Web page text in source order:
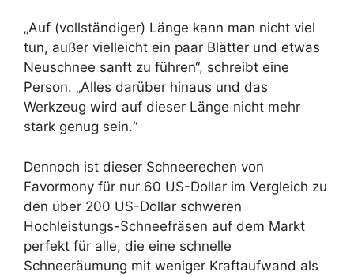
„Auf (vollständiger) Länge kann man nicht viel
tun, außer vielleicht ein paar Blätter und etwas
Neuschnee sanft zu führen“, schreibt eine
Person. „Alles darüber hinaus und das
Werkzeug wird auf dieser Länge nicht mehr
stark genug sein.“
Dennoch ist dieser Schneerechen von
Favormony für nur 60 US-Dollar im Vergleich zu
den über 200 US-Dollar schweren
Hochleistungs-Schneefräsen auf dem Markt
perfekt für alle, die eine schnelle
Schneeräumung mit weniger Kraftaufwand als